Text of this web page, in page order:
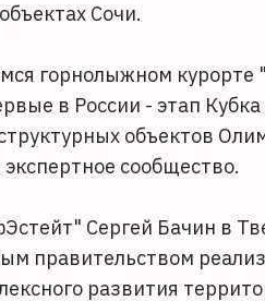
Сочи.
горнолыжном курорте
в России - этап
объектов
сообщество.
Сергей Бачин в
правительством
развития